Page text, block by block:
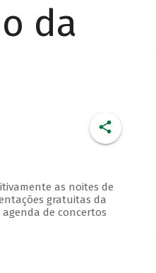
da
as noites de
gratuitas da
de concertos